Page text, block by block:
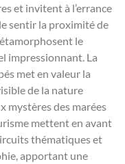
et invitent à l’errance
sentir la proximité de
le
impressionnant. La
met en valeur la
de la nature
mystères des marées
mettent en avant
thématiques et
apportant une